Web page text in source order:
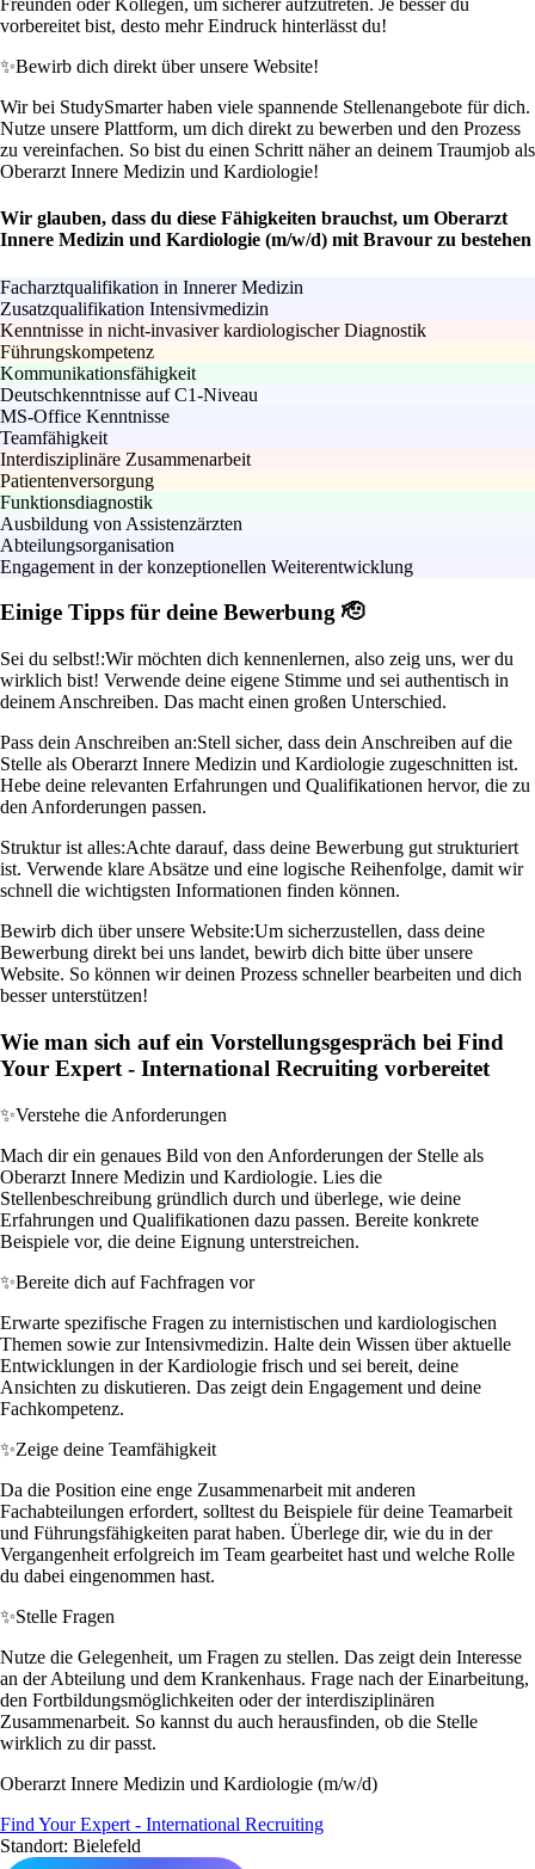
Freunden oder Kollegen, um sicherer aufzutreten. Je besser du
vorbereitet bist, desto mehr Eindruck hinterlässt du!
✨Bewirb dich direkt über unsere Website!
Wir bei StudySmarter haben viele spannende Stellenangebote für dich.
Nutze unsere Plattform, um dich direkt zu bewerben und den Prozess
zu vereinfachen. So bist du einen Schritt näher an deinem Traumjob als
Oberarzt Innere Medizin und Kardiologie!
Wir glauben, dass du diese Fähigkeiten brauchst, um Oberarzt
Innere Medizin und Kardiologie (m/w/d) mit Bravour zu bestehen
Facharztqualifikation in Innerer Medizin
Zusatzqualifikation Intensivmedizin
Kenntnisse in nicht-invasiver kardiologischer Diagnostik
Führungskompetenz
Kommunikationsfähigkeit
Deutschkenntnisse auf C1-Niveau
MS-Office Kenntnisse
Teamfähigkeit
Interdisziplinäre Zusammenarbeit
Patientenversorgung
Funktionsdiagnostik
Ausbildung von Assistenzärzten
Abteilungsorganisation
Engagement in der konzeptionellen Weiterentwicklung
Einige Tipps für deine Bewerbung 🫡
Sei du selbst!:Wir möchten dich kennenlernen, also zeig uns, wer du
wirklich bist! Verwende deine eigene Stimme und sei authentisch in
deinem Anschreiben. Das macht einen großen Unterschied.
Pass dein Anschreiben an:Stell sicher, dass dein Anschreiben auf die
Stelle als Oberarzt Innere Medizin und Kardiologie zugeschnitten ist.
Hebe deine relevanten Erfahrungen und Qualifikationen hervor, die zu
den Anforderungen passen.
Struktur ist alles:Achte darauf, dass deine Bewerbung gut strukturiert
ist. Verwende klare Absätze und eine logische Reihenfolge, damit wir
schnell die wichtigsten Informationen finden können.
Bewirb dich über unsere Website:Um sicherzustellen, dass deine
Bewerbung direkt bei uns landet, bewirb dich bitte über unsere
Website. So können wir deinen Prozess schneller bearbeiten und dich
besser unterstützen!
Wie man sich auf ein Vorstellungsgespräch bei Find
Your Expert - International Recruiting vorbereitet
✨Verstehe die Anforderungen
Mach dir ein genaues Bild von den Anforderungen der Stelle als
Oberarzt Innere Medizin und Kardiologie. Lies die
Stellenbeschreibung gründlich durch und überlege, wie deine
Erfahrungen und Qualifikationen dazu passen. Bereite konkrete
Beispiele vor, die deine Eignung unterstreichen.
✨Bereite dich auf Fachfragen vor
Erwarte spezifische Fragen zu internistischen und kardiologischen
Themen sowie zur Intensivmedizin. Halte dein Wissen über aktuelle
Entwicklungen in der Kardiologie frisch und sei bereit, deine
Ansichten zu diskutieren. Das zeigt dein Engagement und deine
Fachkompetenz.
✨Zeige deine Teamfähigkeit
Da die Position eine enge Zusammenarbeit mit anderen
Fachabteilungen erfordert, solltest du Beispiele für deine Teamarbeit
und Führungsfähigkeiten parat haben. Überlege dir, wie du in der
Vergangenheit erfolgreich im Team gearbeitet hast und welche Rolle
du dabei eingenommen hast.
✨Stelle Fragen
Nutze die Gelegenheit, um Fragen zu stellen. Das zeigt dein Interesse
an der Abteilung und dem Krankenhaus. Frage nach der Einarbeitung,
den Fortbildungsmöglichkeiten oder der interdisziplinären
Zusammenarbeit. So kannst du auch herausfinden, ob die Stelle
wirklich zu dir passt.
Oberarzt Innere Medizin und Kardiologie (m/w/d)
Find Your Expert - International Recruiting
Standort: Bielefeld